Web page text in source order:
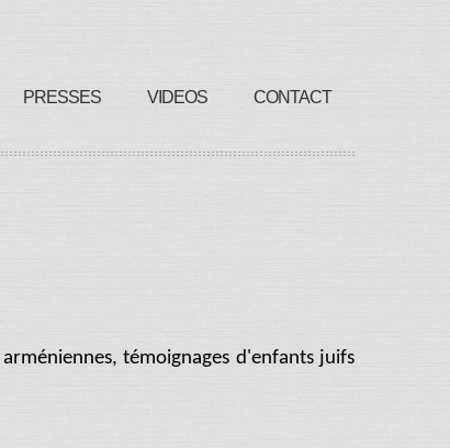
PRESSES VIDEOS CONTACT
témoignages d'enfants juifs